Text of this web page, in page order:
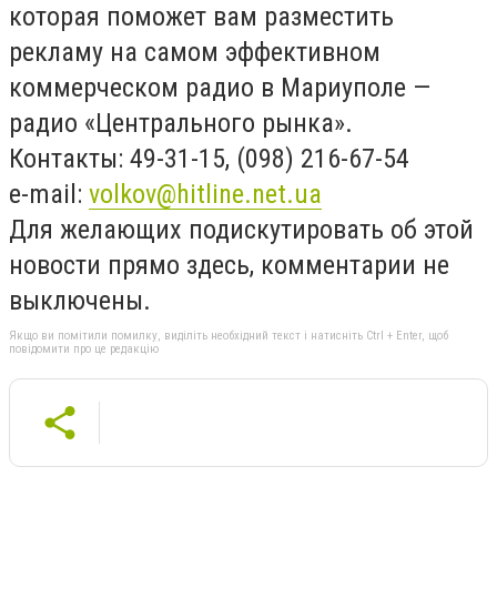
которая поможет вам разместить
рекламу на самом эффективном
коммерческом радио в Мариуполе —
радио «Центрального рынка».
Контакты: 49-31-15, (098) 216-67-54
e-mail : volkov@hitline.net.ua
Для желающих подискутировать об этой
новости прямо здесь, комментарии не
выключены.
Якщо ви помітили помилку, виділіть необхідний текст і натисніть Ctrl + Enter, щоб
повідомити про це редакцію